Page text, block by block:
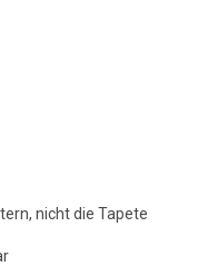
nicht die Tapete